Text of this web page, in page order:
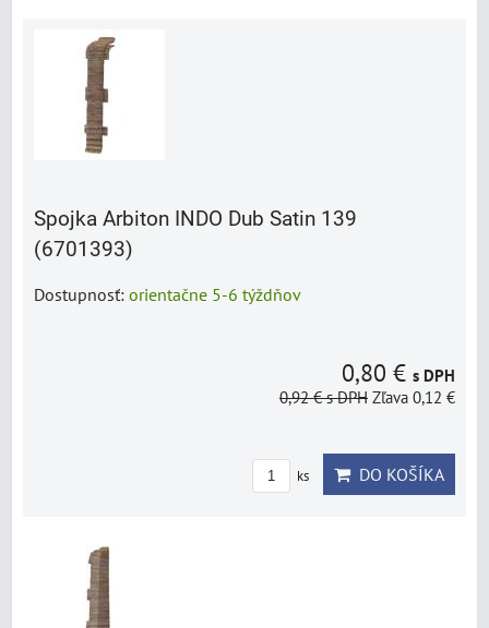
Spojka Arbiton INDO Dub Satin 139
(6701393)
Dostupnosť: orientačne 5-6 týždňov
0,80 € s DPH
0,92 €s DPH Zľava 0,12 €
ks DO KOŠÍKA